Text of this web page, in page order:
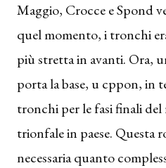
Maggio, Crocce e Spond
quel momento, i tronchi
più stretta in avanti. Ora,
porta la base, u cppon, in
tronchi per le fasi finali
trionfale in paese. Questa
necessaria quanto